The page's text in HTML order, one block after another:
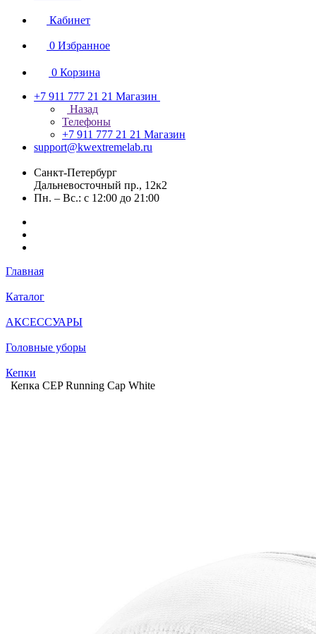
Кабинет
0 Избранное
0 Корзина
+7 911 777 21 21 Магазин
Назад
Телефоны
+7 911 777 21 21 Магазин
support@kwextremelab.ru
Санкт-Петербург
Дальневосточный пр., 12к2
Пн. – Вс.: с 12:00 до 21:00
Главная
Каталог
АКСЕССУАРЫ
Головные уборы
Кепки
Кепка CEP Running Cap White